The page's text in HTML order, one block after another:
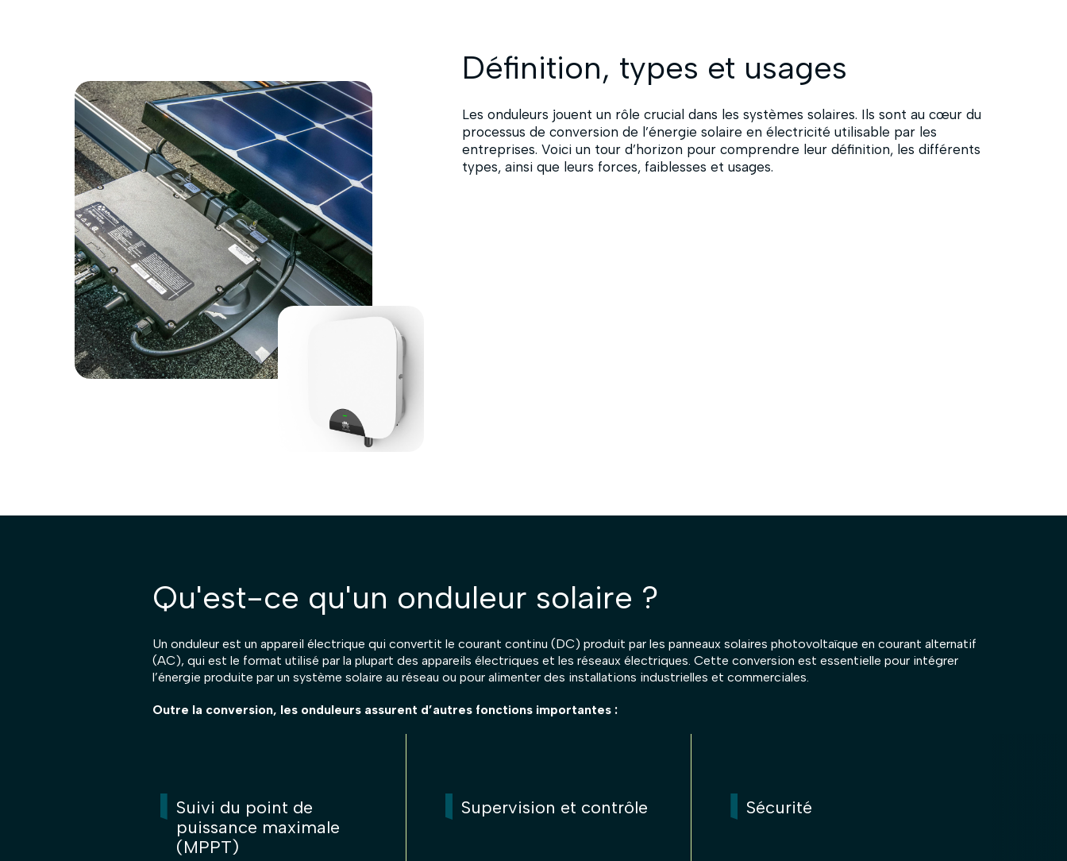
Définition, types et usages
Les onduleurs jouent un rôle crucial dans les systèmes solaires. Ils sont au cœur du
processus de conversion de l’énergie solaire en électricité utilisable par les
entreprises. Voici un tour d’horizon pour comprendre leur définition, les différents
types, ainsi que leurs forces, faiblesses et usages.
Qu'est-ce qu'un onduleur solaire ?
Un onduleur est un appareil électrique qui convertit le courant continu (DC) produit par les panneaux solaires photovoltaïque en courant alternatif
(AC), qui est le format utilisé par la plupart des appareils électriques et les réseaux électriques. Cette conversion est essentielle pour intégrer
l’énergie produite par un système solaire au réseau ou pour alimenter des installations industrielles et commerciales.
Outre la conversion, les onduleurs assurent d’autres fonctions importantes :
Suivi du point de
puissance maximale
(MPPT)
Supervision et contrôle Sécurité